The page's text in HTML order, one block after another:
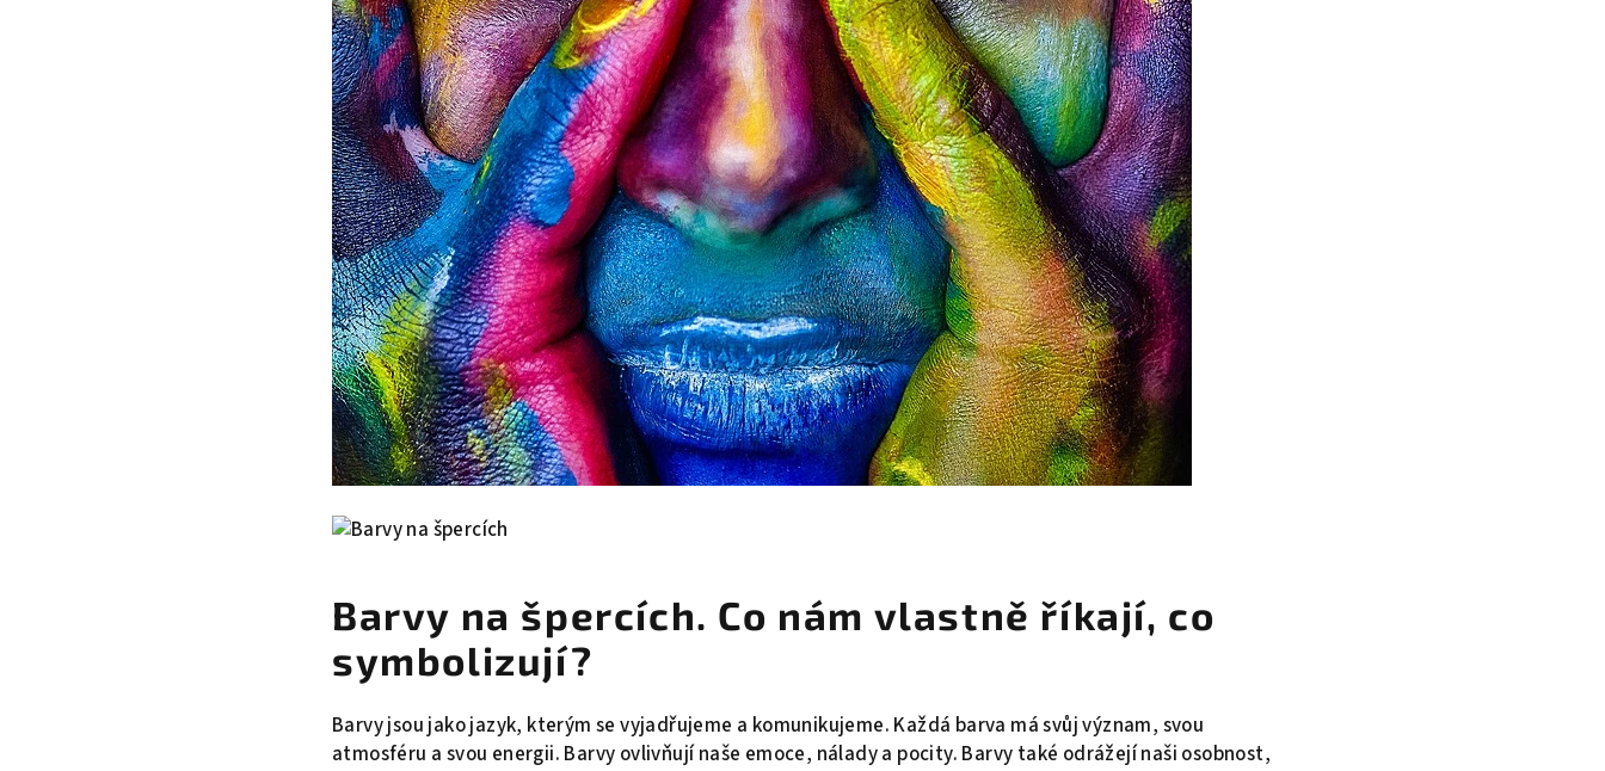
Barvy na špercích. Co nám vlastně říkají, co
symbolizují?
Barvy jsou jako jazyk, kterým se vyjadřujeme a komunikujeme. Každá barva má svůj význam, svou
atmosféru a svou energii. Barvy ovlivňují naše emoce, nálady a pocity. Barvy také odrážejí naši osobnost,